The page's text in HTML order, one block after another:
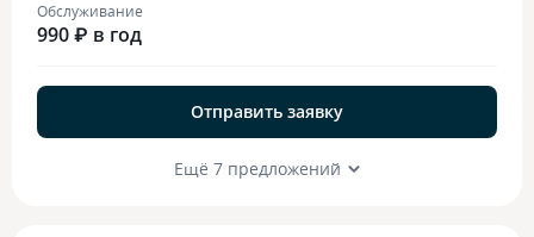
Обслуживание
990 ₽ в год
Отправить заявку
Ещё 7 предложений